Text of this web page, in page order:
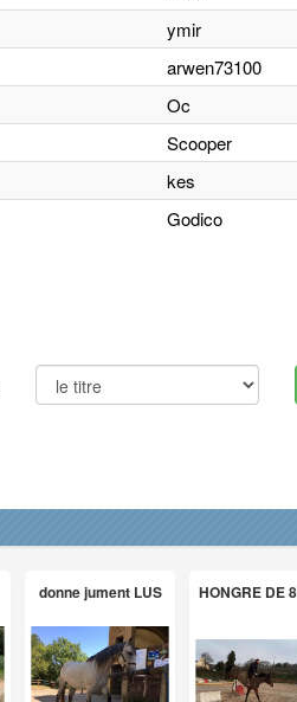
ymir
arwen73100
Oc
Scooper
kes
Godico
donne jument LUS HONGRE DE